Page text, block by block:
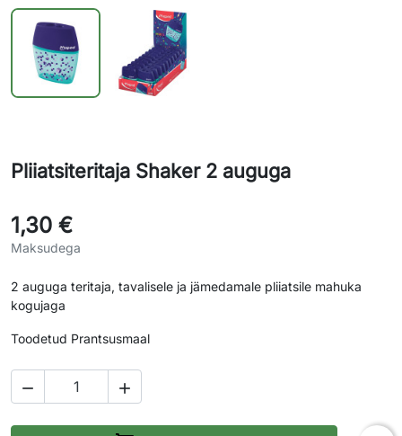
Pliiatsiteritaja Shaker 2 auguga
1,30 €
Maksudega
2 auguga teritaja, tavalisele ja jämedamale pliiatsile mahuka
kogujaga
Toodetud Prantsusmaal
 